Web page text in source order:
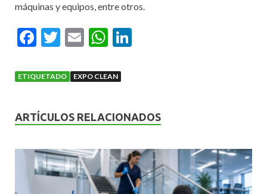
máquinas y equipos, entre otros.
F
e
o
o
k
T
itt
E
ai
W
at
A
p
p
n
ETIQUETADO EXPO CLEAN
ARTÍCULOS RELACIONADOS